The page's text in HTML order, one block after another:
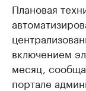
Плановая
включением
месяц,
портале